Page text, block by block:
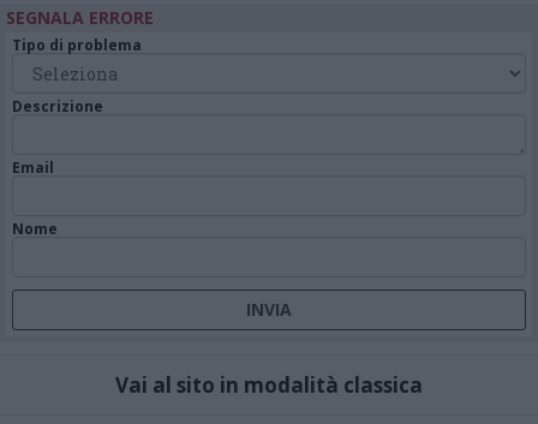
SEGNALA ERRORE
Tipo di problema
Descrizione
Email
Nome
Vai al sito in modalità classica